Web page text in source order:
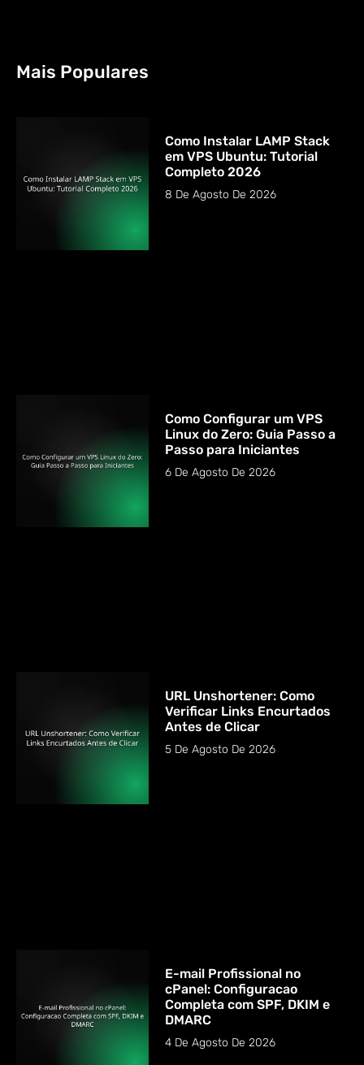
Mais Populares
Como Instalar LAMP Stack
em VPS Ubuntu: Tutorial
Completo 2026
8 De Agosto De 2026
Como Configurar um VPS
Linux do Zero: Guia Passo a
Passo para Iniciantes
6 De Agosto De 2026
URL Unshortener: Como
Verificar Links Encurtados
Antes de Clicar
5 De Agosto De 2026
E-mail Profissional no
cPanel: Configuracao
Completa com SPF, DKIM e
DMARC
4 De Agosto De 2026